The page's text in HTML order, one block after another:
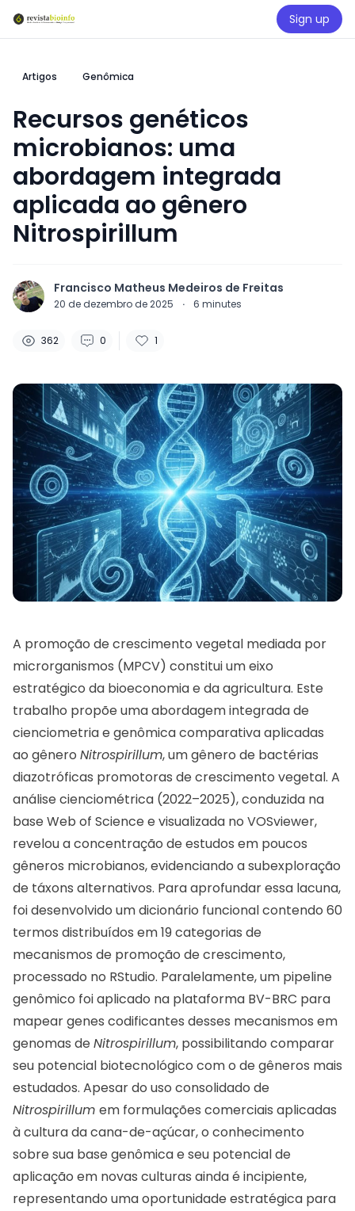
Sign up
Artigos Genômica
Recursos genéticos
microbianos: uma
abordagem integrada
aplicada ao gênero
Nitrospirillum
Francisco Matheus Medeiros de Freitas
20 de dezembro de 2025 · 6 minutes
362 0 1
A promoção de crescimento vegetal mediada por
microrganismos (MPCV) constitui um eixo
estratégico da bioeconomia e da agricultura. Este
trabalho propõe uma abordagem integrada de
cienciometria e genômica comparativa aplicadas
ao gênero Nitrospirillum, um gênero de bactérias
diazotróficas promotoras de crescimento vegetal. A
análise cienciométrica (2022–2025), conduzida na
base Web of Science e visualizada no VOSviewer,
revelou a concentração de estudos em poucos
gêneros microbianos, evidenciando a subexploração
de táxons alternativos. Para aprofundar essa lacuna,
foi desenvolvido um dicionário funcional contendo 60
termos distribuídos em 19 categorias de
mecanismos de promoção de crescimento,
processado no RStudio. Paralelamente, um pipeline
genômico foi aplicado na plataforma BV-BRC para
mapear genes codificantes desses mecanismos em
genomas de Nitrospirillum, possibilitando comparar
seu potencial biotecnológico com o de gêneros mais
estudados. Apesar do uso consolidado de
Nitrospirillum em formulações comerciais aplicadas
à cultura da cana-de-açúcar, o conhecimento
sobre sua base genômica e seu potencial de
aplicação em novas culturas ainda é incipiente,
representando uma oportunidade estratégica para